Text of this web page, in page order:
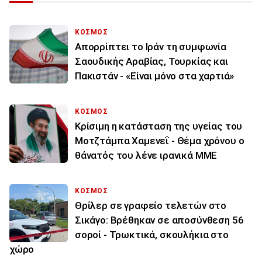
ΚΟΣΜΟΣ
Απορρίπτει το Ιράν τη συμφωνία
Σαουδικής Αραβίας, Τουρκίας και
Πακιστάν - «Είναι μόνο στα χαρτιά»
ΚΟΣΜΟΣ
Κρίσιμη η κατάσταση της υγείας του
Μοτζτάμπα Χαμενεΐ - Θέμα χρόνου ο
θάνατός του λένε ιρανικά ΜΜΕ
ΚΟΣΜΟΣ
Θρίλερ σε γραφείο τελετών στο
Σικάγο: Βρέθηκαν σε αποσύνθεση 56
σοροί - Τρωκτικά, σκουλήκια στο
χώρο